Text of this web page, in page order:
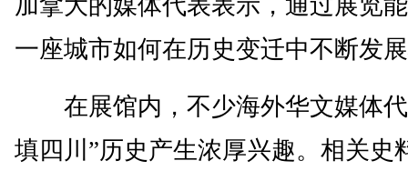
加拿大的媒体代表表示，通过展览
一座城市如何在历史变迁中不断发
在展馆内，不少海外华文媒体代
填四川”历史产生浓厚兴趣。相关史